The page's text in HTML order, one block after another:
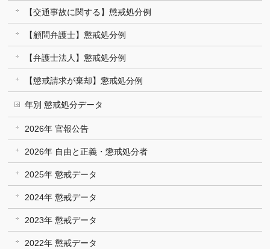
【交通事故に関する】懲戒処分例
【顧問弁護士】懲戒処分例
【弁護士法人】懲戒処分例
【懲戒請求が棄却】懲戒処分例
年別 懲戒処分データ
2026年 官報公告
2026年 自由と正義・懲戒処分者
2025年 懲戒データ
2024年 懲戒データ
2023年 懲戒データ
2022年 懲戒データ